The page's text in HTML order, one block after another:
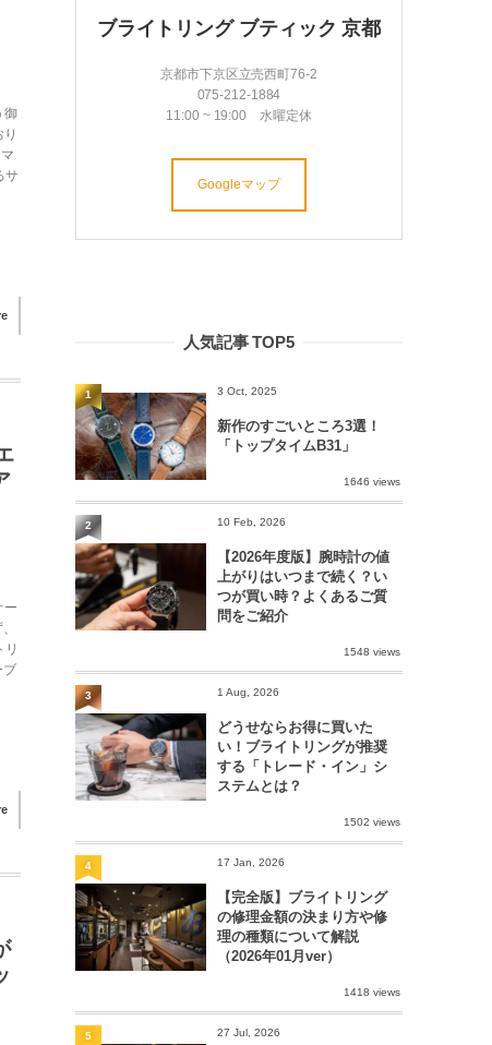
御
サ
ー
リ
ブ
ブライトリング ブティック 京都
京都市下京区立売西町76-2
075-212-1884
11:00 ~ 19:00 水曜定休
Googleマップ
人気記事 TOP5
3 Oct, 2025
新作のすごいところ3選！
「トップタイムB31」
1646 views
1
10 Feb, 2026
【2026年度版】腕時計の値
上がりはいつまで続く？い
つが買い時？よくあるご質
問をご紹介
1548 views
2
1 Aug, 2026
どうせならお得に買いた
い！ブライトリングが推奨
する「トレード・イン」シ
ステムとは？
1502 views
3
17 Jan, 2026
【完全版】ブライトリング
の修理金額の決まり方や修
理の種類について解説
（2026年01月ver）
1418 views
4
27 Jul, 2026
5